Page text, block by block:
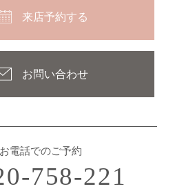
お問い合わせ
来店予約する
お電話でのご予約
758-221